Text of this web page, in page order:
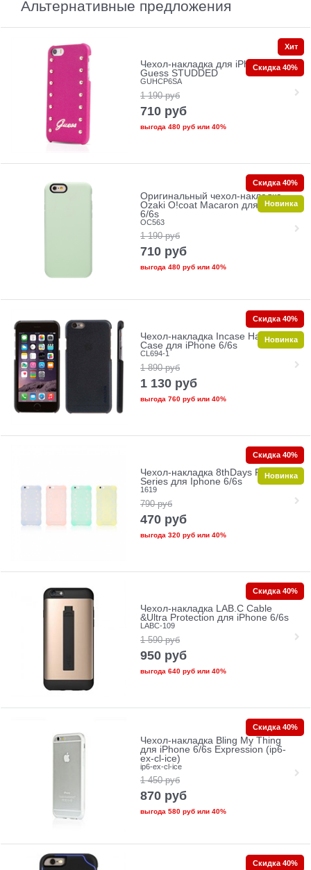
Альтернативные предложения
Чехол-накладка для iPhone 6/6s
Guess STUDDED
GUHCP6SA
1 190 руб
710 руб
выгода 480 рубили 40%
Хит
Скидка 40%
Оригинальный чехол-накладка
Ozaki O!coat Macaron для iPhone
6/6s
OC563
1 190 руб
710 руб
выгода 480 рубили 40%
Скидка 40%
Новинка
Чехол-накладка Incase Halo Snap
Case для iPhone 6/6s
CL694-1
1 890 руб
1 130 руб
выгода 760 рубили 40%
Скидка 40%
Новинка
Чехол-накладка 8thDays Pudding
Series для Iphone 6/6s
1619
790 руб
470 руб
выгода 320 рубили 40%
Скидка 40%
Новинка
Чехол-накладка LAB.C Cable
&Ultra Protection для iPhone 6/6s
LABC-109
1 590 руб
950 руб
выгода 640 рубили 40%
Скидка 40%
Чехол-накладка Bling My Thing
для iPhone 6/6s Expression (ip6-
ex-cl-ice)
ip6-ex-cl-ice
1 450 руб
870 руб
выгода 580 рубили 40%
Скидка 40%
Скидка 40%